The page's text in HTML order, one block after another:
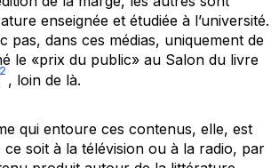
enseignée et étudiée à l’université.
pas, dans ces médias, uniquement de
le «prix du public» au Salon du livre
2
, loin de là.
qui entoure ces contenus, elle, est
ce soit à la télévision ou à la radio, par